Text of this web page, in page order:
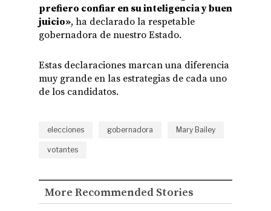
prefiero confiar en su inteligencia y buen
juicio», ha declarado la respetable
gobernadora de nuestro Estado.
Estas declaraciones marcan una diferencia
muy grande en las estrategias de cada uno
de los candidatos.
elecciones gobernadora Mary Bailey
votantes
More Recommended Stories